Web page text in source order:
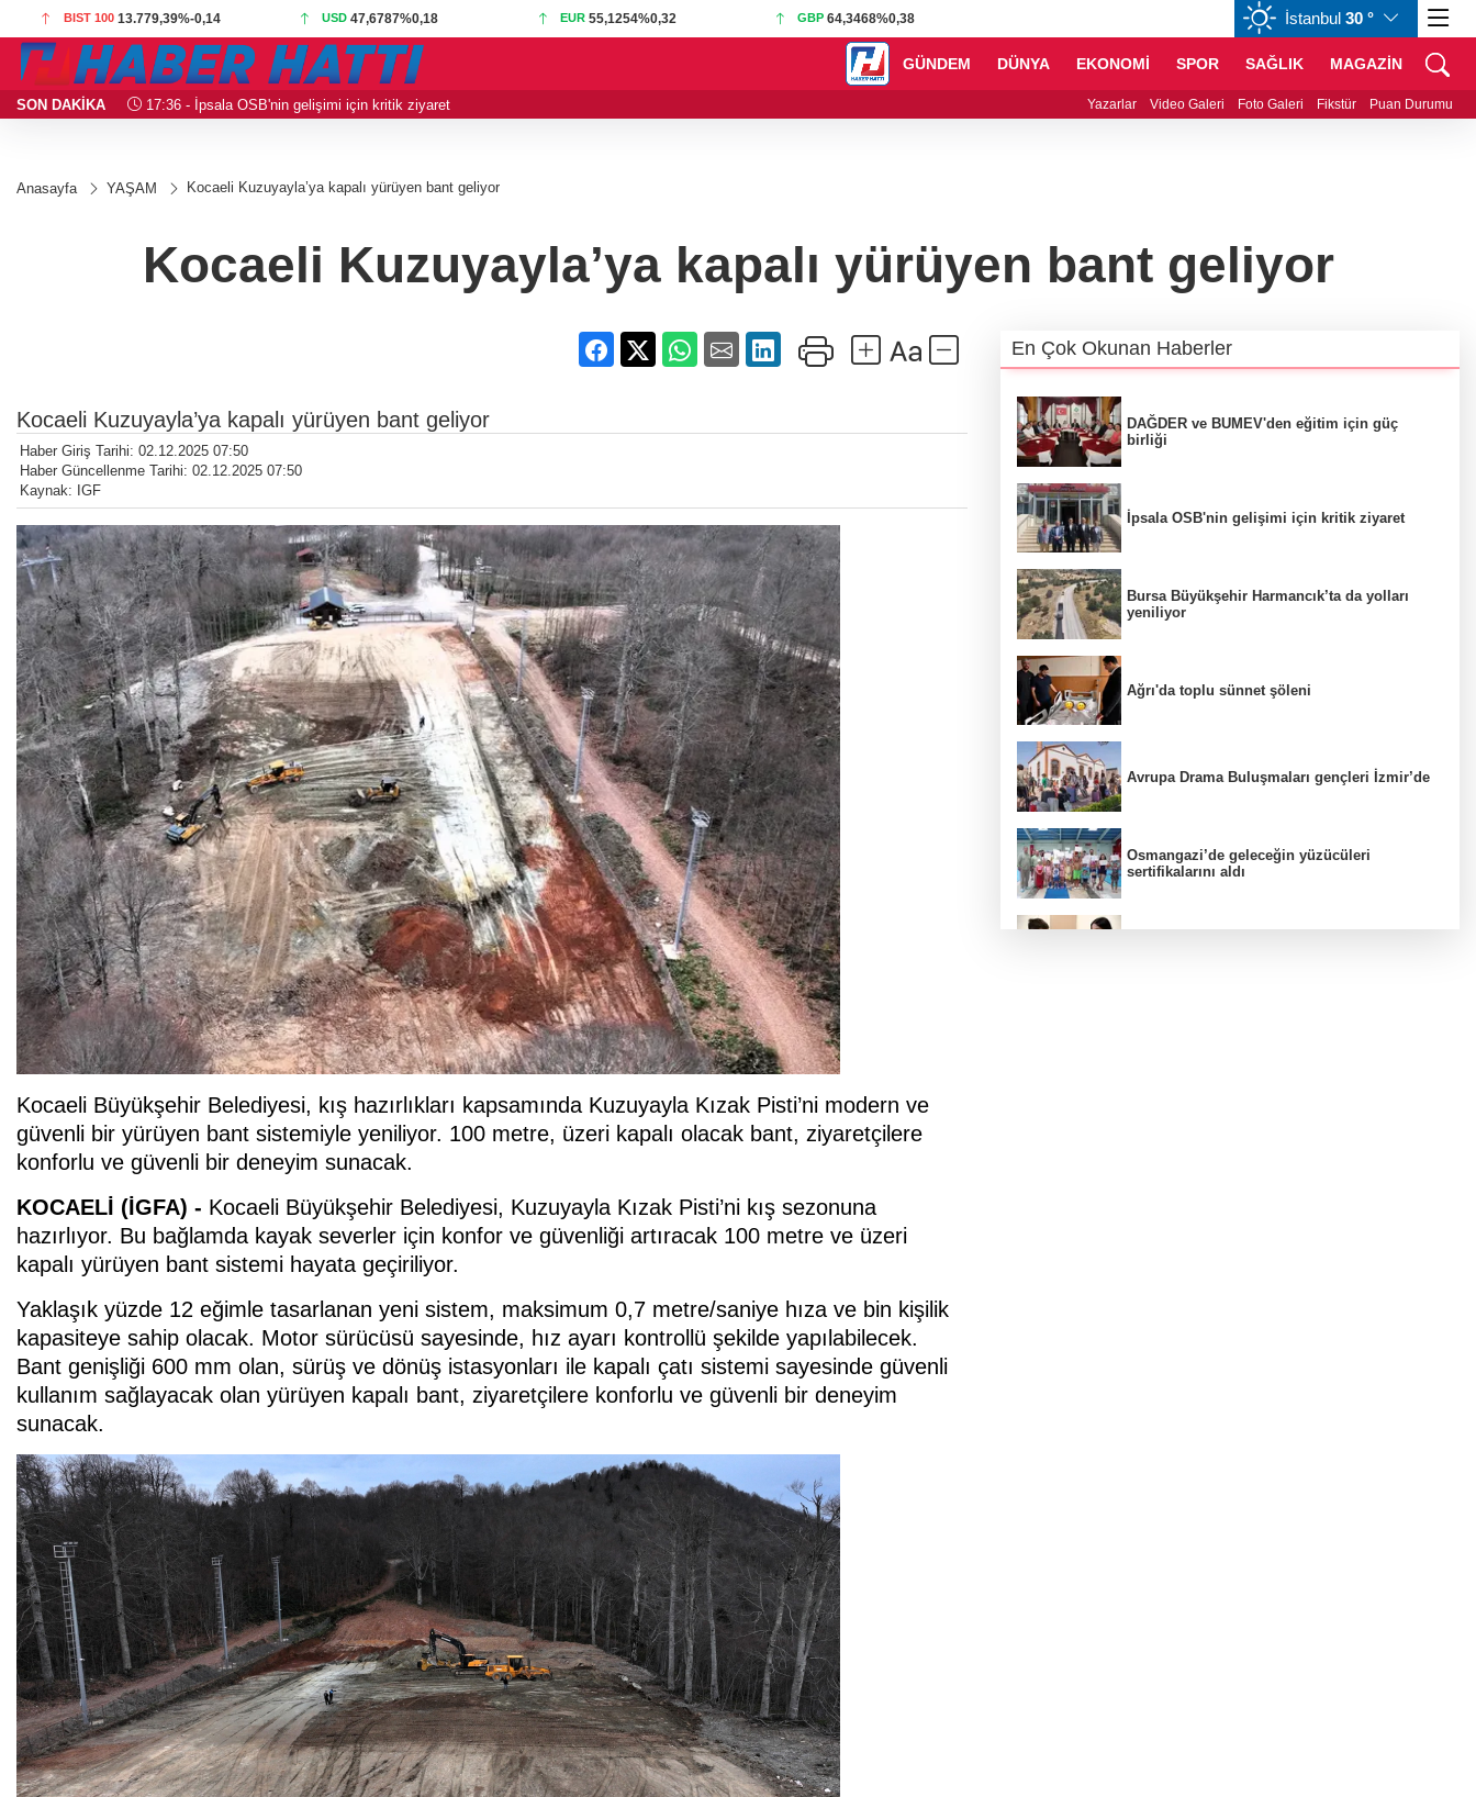
BIST 100 13.779,39%-0,14 USD 47,6787%0,18 EUR 55,1254%0,32 GBP 64,3468%0,38 CAD 34,1883%0,73
İstanbul 30 °
GÜNDEM DÜNYA EKONOMİ SPOR SAĞLIK MAGAZİN
SON DAKİKA 17:36 - İpsala OSB'nin gelişimi için kritik ziyaret 17:36 - Bursa Büyükşehir Harmancık’ta da yolları yeniliyor
Yazarlar Video Galeri Foto Galeri Fikstür Puan Durumu
Anasayfa YAŞAM Kocaeli Kuzuyayla’ya kapalı yürüyen bant geliyor
Kocaeli Kuzuyayla’ya kapalı yürüyen bant geliyor
Kocaeli Kuzuyayla’ya kapalı yürüyen bant geliyor
Haber Giriş Tarihi: 02.12.2025 07:50
Haber Güncellenme Tarihi: 02.12.2025 07:50
Kaynak: IGF
Kocaeli Büyükşehir Belediyesi, kış hazırlıkları kapsamında Kuzuyayla Kızak Pisti’ni modern ve
güvenli bir yürüyen bant sistemiyle yeniliyor. 100 metre, üzeri kapalı olacak bant, ziyaretçilere
konforlu ve güvenli bir deneyim sunacak.
KOCAELİ (İGFA) - Kocaeli Büyükşehir Belediyesi, Kuzuyayla Kızak Pisti’ni kış sezonuna
hazırlıyor. Bu bağlamda kayak severler için konfor ve güvenliği artıracak 100 metre ve üzeri
kapalı yürüyen bant sistemi hayata geçiriliyor.
Yaklaşık yüzde 12 eğimle tasarlanan yeni sistem, maksimum 0,7 metre/saniye hıza ve bin kişilik
kapasiteye sahip olacak. Motor sürücüsü sayesinde, hız ayarı kontrollü şekilde yapılabilecek.
Bant genişliği 600 mm olan, sürüş ve dönüş istasyonları ile kapalı çatı sistemi sayesinde güvenli
kullanım sağlayacak olan yürüyen kapalı bant, ziyaretçilere konforlu ve güvenli bir deneyim
sunacak.
En Çok Okunan Haberler
DAĞDER ve BUMEV'den eğitim için güç
birliği
İpsala OSB'nin gelişimi için kritik ziyaret
Bursa Büyükşehir Harmancık’ta da yolları
yeniliyor
Ağrı'da toplu sünnet şöleni
Avrupa Drama Buluşmaları gençleri İzmir’de
Osmangazi’de geleceğin yüzücüleri
sertifikalarını aldı